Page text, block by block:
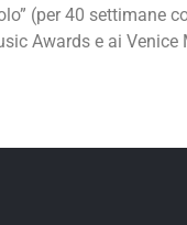
(per 40 settimane
Awards e ai Venice